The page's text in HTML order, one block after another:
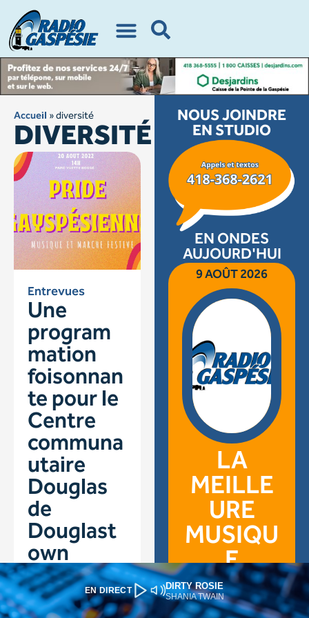
EN DIRECT DIRTY ROSIE
SHANIA TWAIN